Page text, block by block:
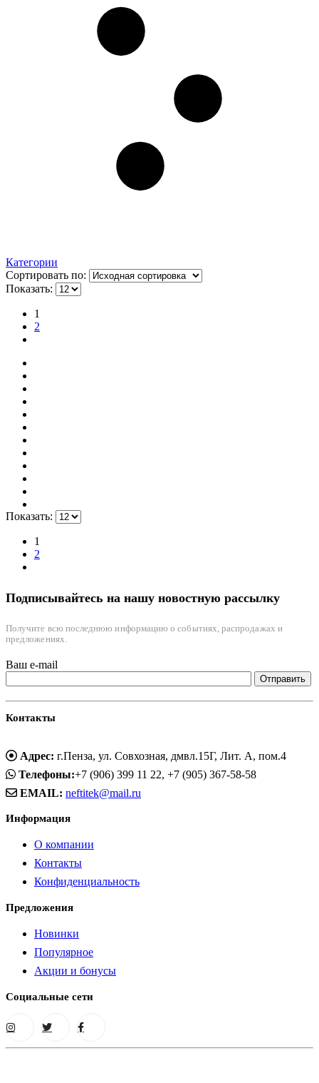
Категории
Сортировать по:
Показать:
1
2
Показать:
1
2
Подписывайтесь на нашу новостную рассылку
Получите всю последнюю информацию о событиях, распродажах и
предложениях.
Ваш e-mail
Контакты
Адрес: г.Пенза, ул. Совхозная, дмвл.15Г, Лит. А, пом.4
Телефоны:+7 (906) 399 11 22, +7 (905) 367-58-58
EMAIL: neftitek@mail.ru
Информация
О компании
Контакты
Конфиденциальность
Предложения
Новинки
Популярное
Акции и бонусы
Социальные сети